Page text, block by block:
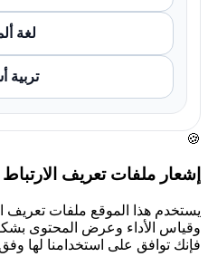
لغة
تربية
🍪
إشعار ملفات تعريف الارتباط
يستخدم هذا الموقع ملفات تعريف
وقياس الأداء وعرض المحتوى
فإنك توافق على استخدامنا لها وفق